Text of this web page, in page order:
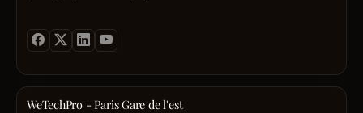
WeTechPro - Paris Gare de l'est